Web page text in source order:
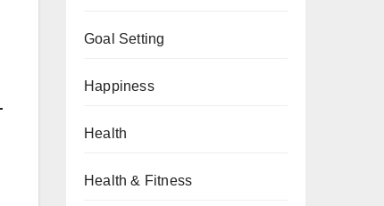
Goal Setting
Happiness
Health
Health & Fitness